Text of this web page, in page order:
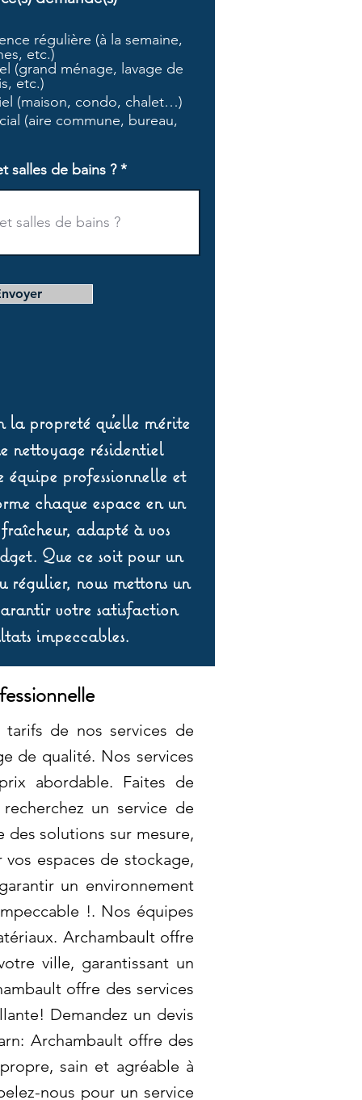
i
a
o
i
régulière (à la semaine,
etc.)
(grand ménage, lavage de
etc.)
(maison, condo, chalet…)
(aire commune, bureau,
salles de bains ?
propreté qu’elle mérite
nettoyage résidentiel
professionnelle et
chaque espace en un
adapté à vos
Que ce soit pour un
régulier, nous mettons un
votre satisfaction
impeccables.
de nos services de
de qualité. Nos services
abordable. Faites de
un service de
solutions sur mesure,
espaces de stockage,
un environnement
!. Nos équipes
Archambault offre
ville, garantissant un
offre des services
Demandez un devis
Archambault offre des
sain et agréable à
nous pour un service